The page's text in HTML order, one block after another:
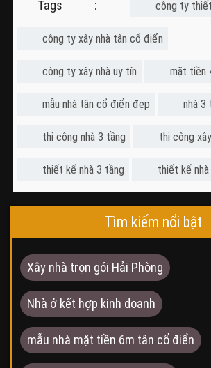
Tags : công ty
công ty xây nhà tân cổ điển
công ty xây nhà uy tín mặt tiền
mẫu nhà tân cổ điển đẹp nhà 3
thi công nhà 3 tầng thi công
thiết kế nhà 3 tầng thiết kế
Tìm kiếm nổi bật
Xây nhà trọn gói Hải Phòng
Nhà ở kết hợp kinh doanh
mẫu nhà mặt tiền 6m tân cổ điển